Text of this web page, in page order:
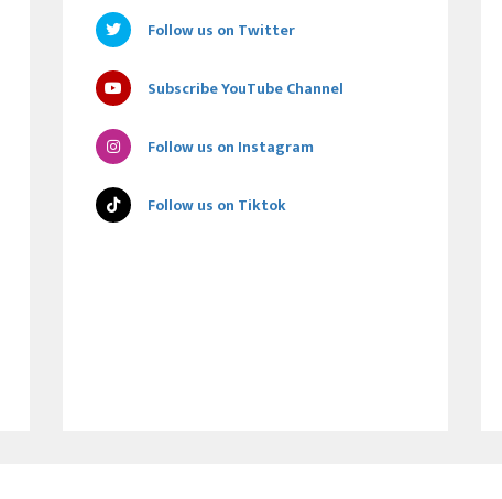
Follow us on Twitter
Subscribe YouTube Channel
Follow us on Instagram
Follow us on Tiktok